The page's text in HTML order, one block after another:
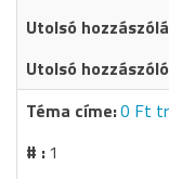
0 Ft
1